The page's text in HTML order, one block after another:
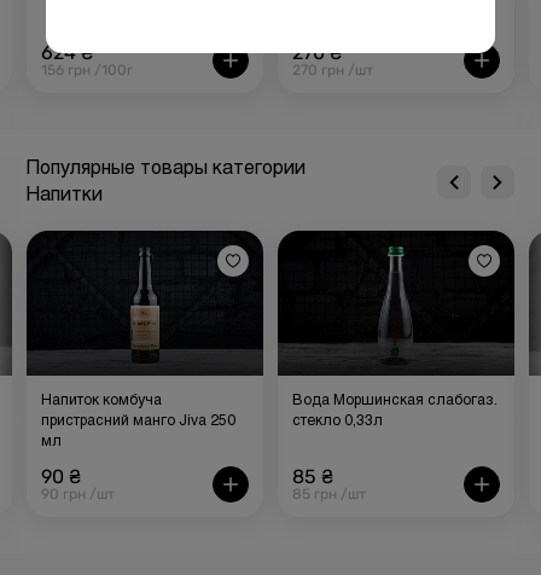
624 ₴
156 грн /100г
270 ₴
270 грн /шт
Популярные товары категории
Напитки
Напиток комбуча
пристрасний манго Jiva 250
мл
90 ₴
90 грн /шт
Вода Моршинская слабогаз.
стекло 0,33л
85 ₴
85 грн /шт